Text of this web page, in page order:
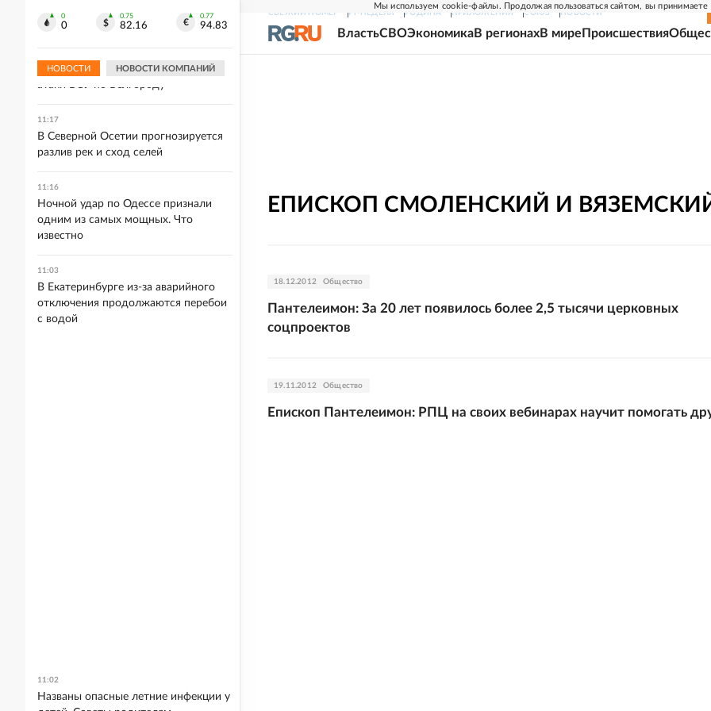
Мы используем cookie-файлы. Продолжая пользоваться сайтом, вы принимаете
СВЕЖИЙ НОМЕР РГ-НЕДЕЛЯ РОДИНА ПРИЛОЖЕНИЯ СОЮЗ НОВОСТИ
ВластьСВОЭкономикаВ регионахВ мире Происшествия
ЕПИСКОП СМОЛЕНСКИЙ И
18.12.2012 Общество
Пантелеимон: За 20 лет появилось более 2,5 тысячи церковных
соцпроектов
19.11.2012 Общество
Епископ Пантелеимон: РПЦ на своих вебинарах научит помогать
0
0
0.75
82.16
0.77
94.83
НОВОСТИ НОВОСТИ КОМПАНИЙ
повреждены в результате ночной
атаки ВСУ по Белгороду
11:17
В Северной Осетии прогнозируется
разлив рек и сход селей
11:16
Ночной удар по Одессе признали
одним из самых мощных. Что
известно
11:03
В Екатеринбурге из-за аварийного
отключения продолжаются перебои
с водой
11:02
Названы опасные летние инфекции у